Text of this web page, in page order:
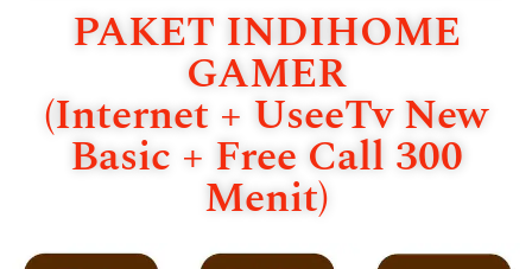
PAKET INDIHOME
GAMER
(Internet + UseeTv New
Basic + Free Call 300
Menit)